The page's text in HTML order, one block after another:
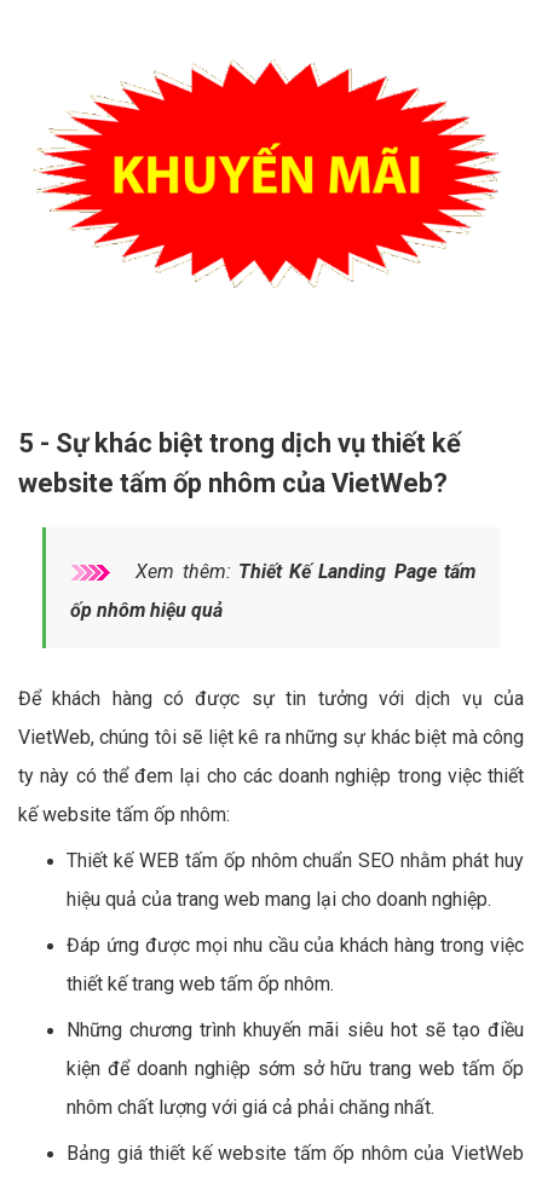
5 - Sự khác biệt trong dịch vụ thiết kế
website tấm ốp nhôm của VietWeb?
Xem thêm: Thiết Kế Landing Page tấm
ốp nhôm hiệu quả
Để khách hàng có được sự tin tưởng với dịch vụ của
VietWeb, chúng tôi sẽ liệt kê ra những sự khác biệt mà công
ty này có thể đem lại cho các doanh nghiệp trong việc thiết
kế website tấm ốp nhôm:
Thiết kế WEB tấm ốp nhôm chuẩn SEO nhằm phát huy
hiệu quả của trang web mang lại cho doanh nghiệp.
Đáp ứng được mọi nhu cầu của khách hàng trong việc
thiết kế trang web tấm ốp nhôm.
Những chương trình khuyến mãi siêu hot sẽ tạo điều
kiện để doanh nghiệp sớm sở hữu trang web tấm ốp
nhôm chất lượng với giá cả phải chăng nhất.
Bảng giá thiết kế website tấm ốp nhôm của VietWeb